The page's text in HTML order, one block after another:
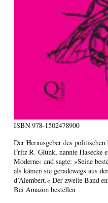
ISBN 978-1502478900
Der Herausgeber des
Fritz R. Glunk, nannte Hasecke
Moderne‹ und sagte: »Seine
als kämen sie geradewegs aus
d’Alembert.« Der zweite Band
Bei Amazon bestellen